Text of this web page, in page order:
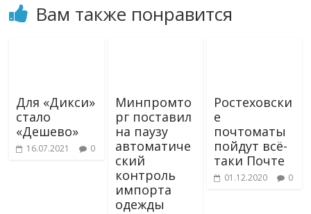
Вам также понравится
Для «Дикси»
стало
«Дешево»
16.07.2021 0
Минпромто
рг поставил
на паузу
автоматиче
ский
контроль
импорта
одежды
Ростеховски
е
почтоматы
пойдут всё-
таки Почте
01.12.2020 0